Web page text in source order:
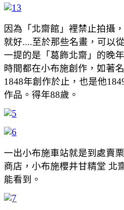
因為「北齋館」裡禁止拍攝
就好....至於那些名畫，可以從
一提的是「葛飾北齋」的晚
時間都在小布施創作，如著
1848年創作於止，也是他
作品。得年88歲。
一出小布施車站就是到處賣
商店，小布施櫻井甘精堂 北
能看到。